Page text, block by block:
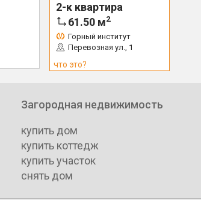
2-к квартира
61.50 м2
Горный институт
Перевозная ул., 1
что это?
Загородная недвижимость
купить дом
купить коттедж
купить участок
снять дом